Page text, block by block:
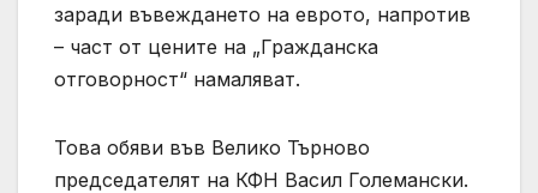
заради въвеждането на еврото, напротив
– част от цените на „Гражданска
отговорност“ намаляват.
Това обяви във Велико Търново
председателят на КФН Васил Големански.